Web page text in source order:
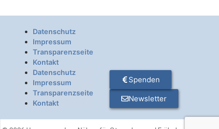
Datenschutz
Impressum
Transparenzseite
Kontakt
Datenschutz
Impressum
Transparenzseite
Kontakt
Newsletter
Spenden